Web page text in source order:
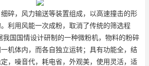
碎，风力输送等装置组成，以高速撞击的形
利用风能一次成粉，取消了传统的筛选程
我国国情设计研制的一种微粉机，物料的粉碎
机体内，而各自独立运转；具有功能全，结
，噪音代，耗电省，外观美，使用灵活，适